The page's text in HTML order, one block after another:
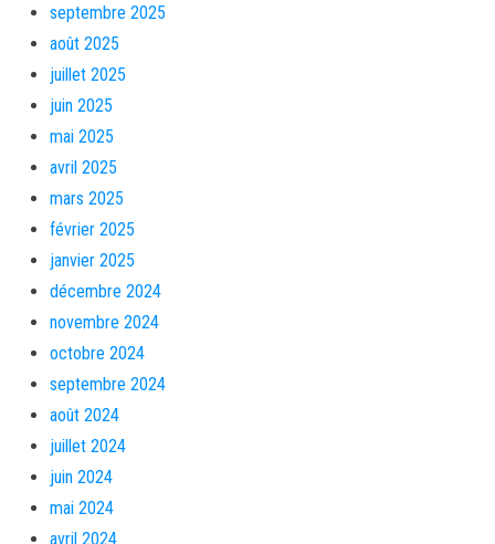
septembre 2025
août 2025
juillet 2025
juin 2025
mai 2025
avril 2025
mars 2025
février 2025
janvier 2025
décembre 2024
novembre 2024
octobre 2024
septembre 2024
août 2024
juillet 2024
juin 2024
mai 2024
avril 2024